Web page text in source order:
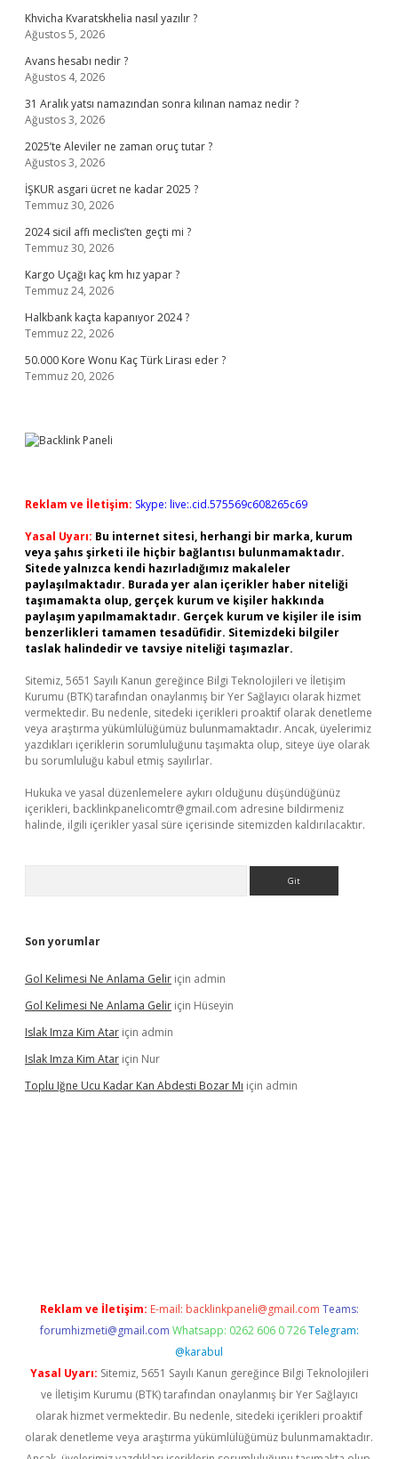
Khvicha Kvaratskhelia nasıl yazılır ?
Ağustos 5, 2026
Avans hesabı nedir ?
Ağustos 4, 2026
31 Aralık yatsı namazından sonra kılınan namaz nedir ?
Ağustos 3, 2026
2025’te Aleviler ne zaman oruç tutar ?
Ağustos 3, 2026
İŞKUR asgari ücret ne kadar 2025 ?
Temmuz 30, 2026
2024 sicil affı meclis’ten geçti mi ?
Temmuz 30, 2026
Kargo Uçağı kaç km hız yapar ?
Temmuz 24, 2026
Halkbank kaçta kapanıyor 2024 ?
Temmuz 22, 2026
50.000 Kore Wonu Kaç Türk Lirası eder ?
Temmuz 20, 2026
Reklam ve İletişim: Skype: live:.cid.575569c608265c69
Yasal Uyarı: Bu internet sitesi, herhangi bir marka, kurum
veya şahıs şirketi ile hiçbir bağlantısı bulunmamaktadır.
Sitede yalnızca kendi hazırladığımız makaleler
paylaşılmaktadır. Burada yer alan içerikler haber niteliği
taşımamakta olup, gerçek kurum ve kişiler hakkında
paylaşım yapılmamaktadır. Gerçek kurum ve kişiler ile isim
benzerlikleri tamamen tesadüfidir. Sitemizdeki bilgiler
taslak halindedir ve tavsiye niteliği taşımazlar.
Sitemiz, 5651 Sayılı Kanun gereğince Bilgi Teknolojileri ve İletişim
Kurumu (BTK) tarafından onaylanmış bir Yer Sağlayıcı olarak hizmet
vermektedir. Bu nedenle, sitedeki içerikleri proaktif olarak denetleme
veya araştırma yükümlülüğümüz bulunmamaktadır. Ancak, üyelerimiz
yazdıkları içeriklerin sorumluluğunu taşımakta olup, siteye üye olarak
bu sorumluluğu kabul etmiş sayılırlar.
Hukuka ve yasal düzenlemelere aykırı olduğunu düşündüğünüz
içerikleri, backlinkpanelicomtr@gmail.com adresine bildirmeniz
halinde, ilgili içerikler yasal süre içerisinde sitemizden kaldırılacaktır.
Son yorumlar
Gol Kelimesi Ne Anlama Gelir için admin
Gol Kelimesi Ne Anlama Gelir için Hüseyin
Islak Imza Kim Atar için admin
Islak Imza Kim Atar için Nur
Toplu Iğne Ucu Kadar Kan Abdesti Bozar Mı için admin
Reklam ve İletişim: E-mail: backlinkpaneli@gmail.com Teams:
forumhizmeti@gmail.com Whatsapp: 0262 606 0 726 Telegram:
@karabul
Yasal Uyarı: Sitemiz, 5651 Sayılı Kanun gereğince Bilgi Teknolojileri
ve İletişim Kurumu (BTK) tarafından onaylanmış bir Yer Sağlayıcı
olarak hizmet vermektedir. Bu nedenle, sitedeki içerikleri proaktif
olarak denetleme veya araştırma yükümlülüğümüz bulunmamaktadır.